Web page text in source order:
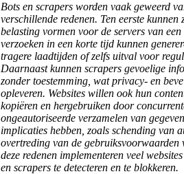
Bots en scrapers worden vaak geweerd
verschillende redenen. Ten eerste kunnen
belasting vormen voor de servers van
verzoeken in een korte tijd kunnen
tragere laadtijden of zelfs uitval voor
Daarnaast kunnen scrapers gevoelige
zonder toestemming, wat privacy- en
opleveren. Websites willen ook hun
kopiëren en hergebruiken door
ongeautoriseerde verzamelen van
implicaties hebben, zoals schending van
overtreding van de gebruiksvoorwaarden
deze redenen implementeren veel
en scrapers te detecteren en te blokkeren.